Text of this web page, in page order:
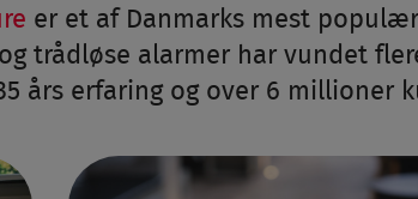
er et af Danmarks mest
trådløse alarmer har vundet
års erfaring og over 6 millioner